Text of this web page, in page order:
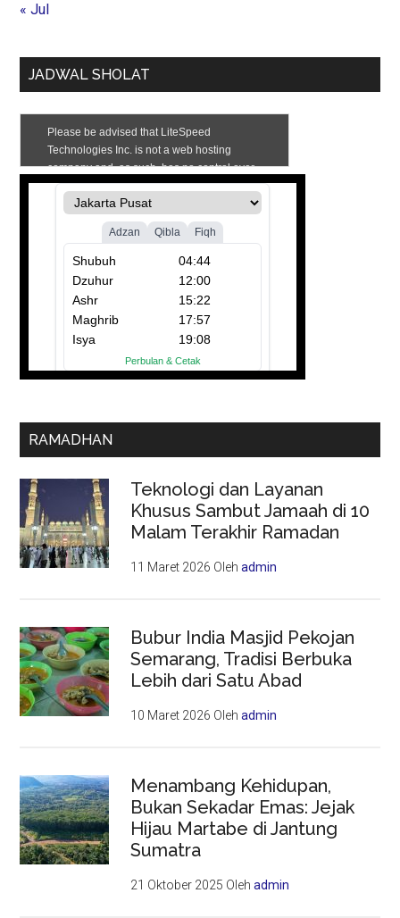
« Jul
JADWAL SHOLAT
RAMADHAN
Teknologi dan Layanan
Khusus Sambut Jamaah di 10
Malam Terakhir Ramadan
11 Maret 2026 Olehadmin
Bubur India Masjid Pekojan
Semarang, Tradisi Berbuka
Lebih dari Satu Abad
10 Maret 2026 Olehadmin
Menambang Kehidupan,
Bukan Sekadar Emas: Jejak
Hijau Martabe di Jantung
Sumatra
21 Oktober 2025 Olehadmin